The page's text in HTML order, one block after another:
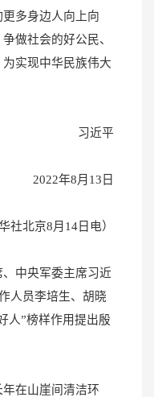
多身边人向上向
做社会的好公民、
实现中华民族伟大
习近平
2022年8月13日
华社北京8月14日电）
中央军委主席习近
人员李培生、胡晓
人”榜样作用提出殷
在山崖间清洁环